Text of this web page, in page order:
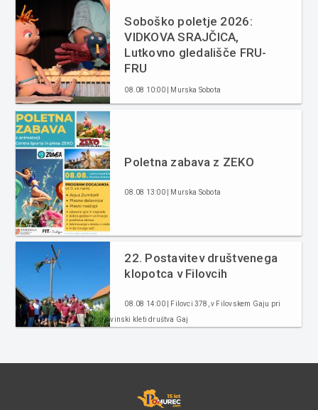
Soboško poletje 2026:
VIDKOVA SRAJČICA,
Lutkovno gledališče FRU-
FRU
08.08 10:00 | Murska Sobota
Poletna zabava z ZEKO
08.08 13:00 | Murska Sobota
22. Postavitev društvenega
klopotca v Filovcih
08.08 14:00 | Filovci 378, v Filovskem Gaju pri
vinski kleti društva Gaj